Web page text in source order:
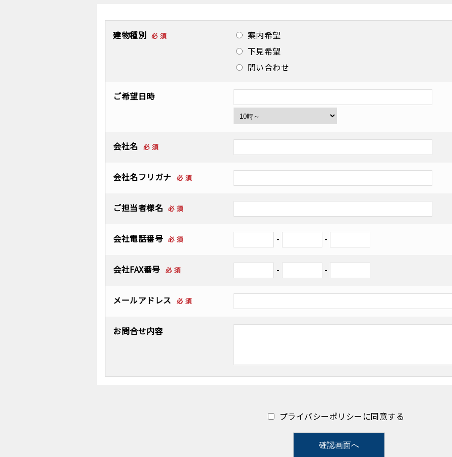
建物種別 必 須
案内希望
下見希望
問い合わせ
ご希望日時
会社名 必 須
会社名フリガナ 必 須
ご担当者様名 必 須
会社電話番号 必 須 - -
会社FAX番号 必 須 - -
メールアドレス 必 須
お問合せ内容
プライバシーポリシーに同意する